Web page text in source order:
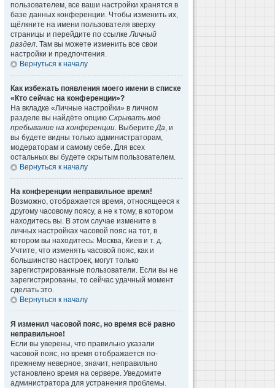
пользователем, все ваши настройки хранятся в
базе данных конференции. Чтобы изменить их,
щёлкните на имени пользователя вверху
страницы и перейдите по ссылкеЛичный
раздел. Там вы можете изменить все свои
настройки и предпочтения.
Вернуться к началу
Как избежать появления моего имени в списке
«Кто сейчас на конференции»?
На вкладке «Личные настройки» в личном
разделе вы найдёте опцию Скрывать моё
пребывание на конференции. ВыберитеДа, и
вы будете видны только администраторам,
модераторам и самому себе. Для всех
остальных вы будете скрытым пользователем.
Вернуться к началу
На конференции неправильное время!
Возможно, отображается время, относящееся к
другому часовому поясу, а не к тому, в котором
находитесь вы. В этом случае измените в
личных настройках часовой пояс на тот, в
котором вы находитесь: Москва, Киев и т. д.
Учтите, что изменять часовой пояс, как и
большинство настроек, могут только
зарегистрированные пользователи. Если вы не
зарегистрированы, то сейчас удачный момент
сделать это.
Вернуться к началу
Я изменил часовой пояс, но время всё равно
неправильное!
Если вы уверены, что правильно указали
часовой пояс, но время отображается по-
прежнему неверное, значит, неправильно
установлено время на сервере. Уведомите
администратора для устранения проблемы.